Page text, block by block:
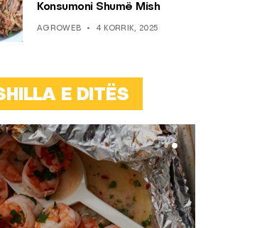
Konsumoni Shumë Mish
AGROWEB 4 KORRIK, 2025
E DITËS